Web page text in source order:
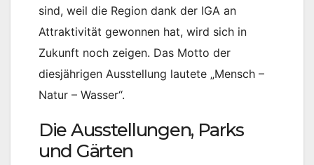
sind, weil die Region dank der IGA an
Attraktivität gewonnen hat, wird sich in
Zukunft noch zeigen. Das Motto der
diesjährigen Ausstellung lautete „Mensch –
Natur – Wasser“.
Die Ausstellungen, Parks
und Gärten